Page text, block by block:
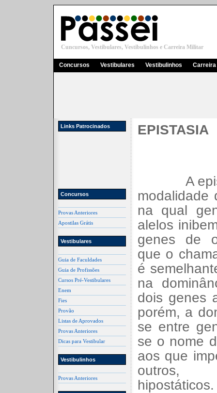
Cuncursos, Vestibulares, Vestibulinhos e Carreira Militar
Concursos Vestibulares Vestibulinhos
Links Patrocinados
Concursos
Provas Anteriores
Apostilas Grátis
Vestibulares
Guia de Faculdades
Guia de Profissões
Cursos Pré-Vestibulares
Enem
Fies
Provão
Listas de Aprovados
Provas Anteriores
Dicas para Vestibular
Vestibulinhos
Provas Anteriores
EPISTASIA
A
modalidade
na qual
alelos
genes de
que o
é
na
dois genes
porém, a
se entre
se o nome
aos que
outros,
hipostáticos.